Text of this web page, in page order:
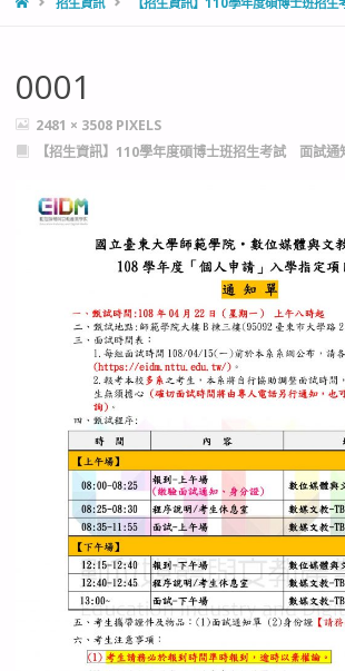
0001
FULL
SIZE
2481 × 3508 PIXELS
【招生資訊】110學年度碩博士班招生考試 面試通